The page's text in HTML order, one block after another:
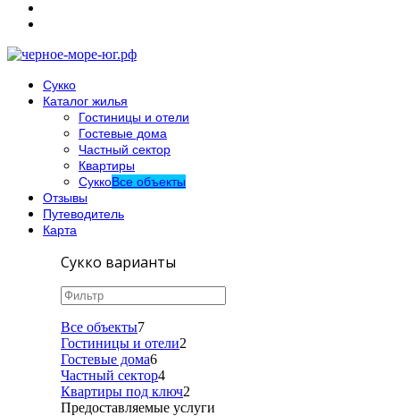
Сукко
Каталог жилья
Гостиницы и отели
Гостевые дома
Частный сектор
Квартиры
СуккоВсе объекты
Отзывы
Путеводитель
Карта
Сукко варианты
Все объекты7
Гостиницы и отели2
Гостевые дома6
Частный сектор4
Квартиры под ключ2
Предоставляемые услуги